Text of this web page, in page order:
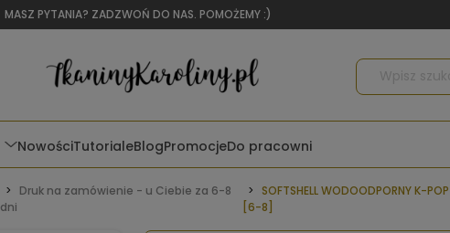
MASZ PYTANIA? ZADZWOŃ DO NAS. POMOŻEMY :)
NowościTutorialeBlogPromocjeDo pracowni
Druk na zamówienie - u Ciebie za 6-8
dni
SOFTSHELL WODOODPORNY
[6-8]